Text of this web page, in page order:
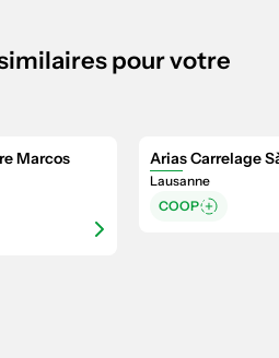
pour votre
Marcos
Arias Carrelage
Lausanne
COOP